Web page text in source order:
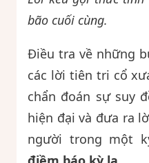
bão cuối cùng.
Điều tra về những
các lời tiên tri cổ
chẩn đoán sự suy
hiện đại và đưa ra
người trong một